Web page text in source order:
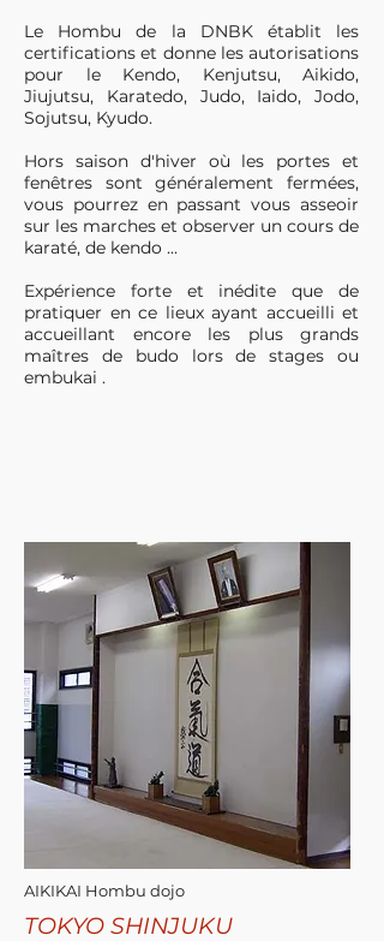
Le Hombu de la DNBK établit les
certifications et donne les autorisations
pour le Kendo, Kenjutsu, Aikido,
Jiujutsu, Karatedo, Judo, Iaido, Jodo,
Sojutsu, Kyudo.
Hors saison d'hiver où les portes et
fenêtres sont généralement fermées,
vous pourrez en passant vous asseoir
sur les marches et observer un cours de
karaté, de kendo ...
Expérience forte et inédite que de
pratiquer en ce lieux ayant accueilli et
accueillant encore les plus grands
maîtres de budo lors de stages ou
embukai .
AIKIKAI Hombu dojo
TOKYO SHINJUKU